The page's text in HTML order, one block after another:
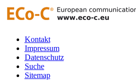
Kontakt
Impressum
Datenschutz
Suche
Sitemap